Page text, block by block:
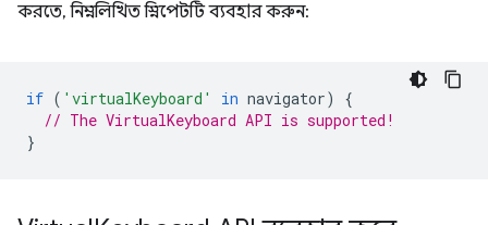
করতে, নিম্নলিখিত স্নিপেটটি ব্যবহার করুন:
if ( 'virtualKeyboard' in navigator)
{
// The VirtualKeyboard API is supported!
}